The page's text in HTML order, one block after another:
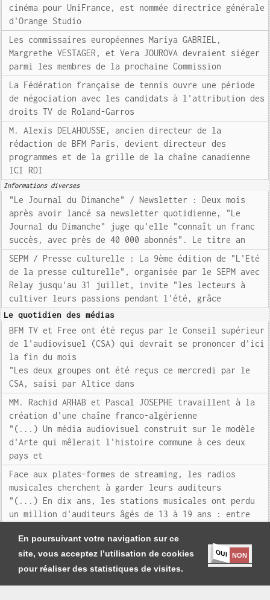
En poursuivant votre navigation sur ce
site, vous acceptez l’utilisation de cookies
pour réaliser des statistiques de visites.
OUI NON
cinéma pour UniFrance, est nommée directrice générale
d'Orange Studio
Les commissaires européennes Mariya GABRIEL,
Margrethe VESTAGER, et Vera JOUROVA devraient siéger
parmi les membres de la prochaine Commission
La Fédération française de tennis ouvre une période
de négociation avec les candidats à l'attribution des
droits TV de Roland-Garros
M. Alexis DELAHOUSSE, ancien directeur de la
rédaction de BFM Paris, devient directeur des
programmes et de la grille de la chaîne canadienne
ICI RDI
Informations diverses
"Le Journal du Dimanche" / Newsletter : Deux mois
après avoir lancé sa newsletter quotidienne, "Le
Journal du Dimanche" juge qu'elle "connaît un franc
succès, avec près de 40 000 abonnés". Le titre an
SEPM / Presse culturelle : La 9ème édition de "L'Eté
de la presse culturelle", organisée par le SEPM avec
Relay jusqu'au 31 juillet, invite "les lecteurs à
cultiver leurs passions pendant l'été, grâce
Le quotidien des médias
BFM TV et Free ont été reçus par le Conseil supérieur
de l'audiovisuel (CSA) qui devrait se prononcer d'ici
la fin du mois
"Les deux groupes ont été reçus ce mercredi par le
CSA, saisi par Altice dans
MM. Rachid ARHAB et Pascal JOSEPHE travaillent à la
création d'une chaîne franco-algérienne
"(...) Un média audiovisuel construit sur le modèle
d'Arte qui mêlerait l'histoire commune à ces deux
pays et
Face aux plates-formes de streaming, les radios
musicales cherchent à garder leurs auditeurs
"(...) En dix ans, les stations musicales ont perdu
un million d'auditeurs âgés de 13 à 19 ans : entre